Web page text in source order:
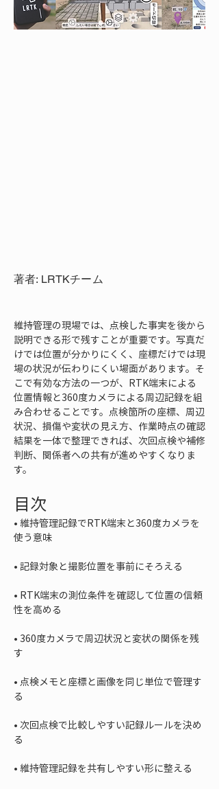
著者: LRTKチーム
維持管理の現場では、点検した事実を後から
説明できる形で残すことが重要です。写真だ
けでは位置が分かりにくく、座標だけでは現
場の状況が伝わりにくい場面があります。そ
こで有効な方法の一つが、RTK端末による
位置情報と360度カメラによる周辺記録を組
み合わせることです。点検箇所の座標、周辺
状況、損傷や変状の見え方、作業時点の確認
結果を一体で整理できれば、次回点検や補修
判断、関係者への共有が進めやすくなりま
す。
目次
• 維持管理記録でRTK端末と360度カメラを
•
• RTK端末の測位条件を確認して位置の信頼
• 360度カメラで周辺状況と変状の関係を残
• 点検メモと座標と画像を同じ単位で管理す
• 次回点検で比較しやすい記録ルールを決め
• 維持管理記録を共有しやすい形に整える